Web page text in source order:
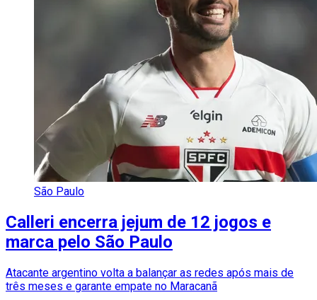
São Paulo
Calleri encerra jejum de 12 jogos e
marca pelo São Paulo
Atacante argentino volta a balançar as redes após mais de
três meses e garante empate no Maracanã